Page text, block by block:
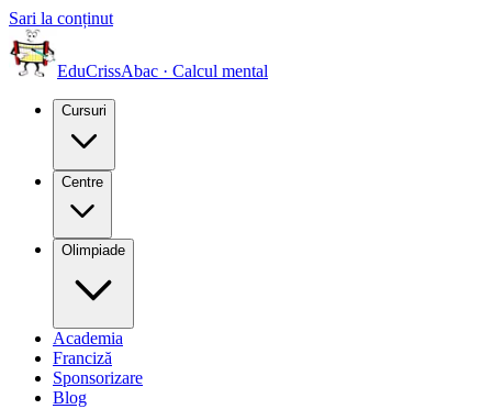
Sari la conținut
EduCrissAbac · Calcul mental
Cursuri
Centre
Olimpiade
Academia
Franciză
Sponsorizare
Blog